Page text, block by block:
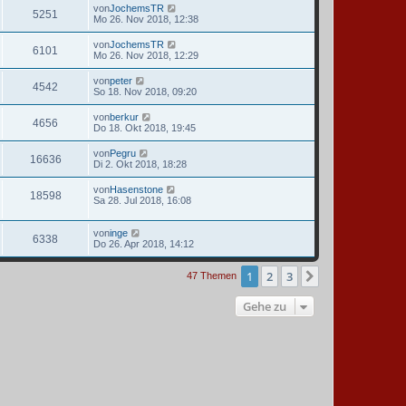
5251 vonJochemsTR
Mo 26. Nov 2018, 12:38
6101 vonJochemsTR
Mo 26. Nov 2018, 12:29
4542 vonpeter
So 18. Nov 2018, 09:20
4656 vonberkur
Do 18. Okt 2018, 19:45
16636 vonPegru
Di 2. Okt 2018, 18:28
18598 vonHasenstone
Sa 28. Jul 2018, 16:08
6338 voninge
Do 26. Apr 2018, 14:12
47 Themen 1 2 3
Gehe zu